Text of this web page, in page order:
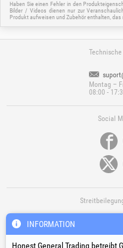
Haben Sie einen Fehler in den
Bilder / Videos dienen nur zur
Produkt aufweisen und Zubehör enthalten,
Montag –
08:00 -
Social
INFORMATION
Honest General Trading betreibt